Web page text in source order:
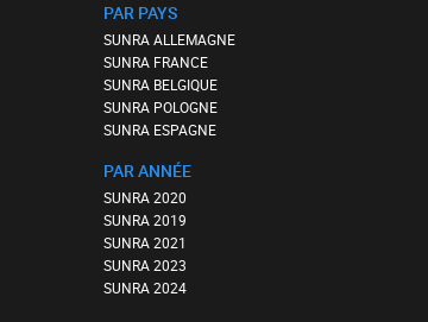
PAR PAYS
SUNRA ALLEMAGNE
SUNRA FRANCE
SUNRA BELGIQUE
SUNRA POLOGNE
SUNRA ESPAGNE
PAR ANNÉE
SUNRA 2020
SUNRA 2019
SUNRA 2021
SUNRA 2023
SUNRA 2024